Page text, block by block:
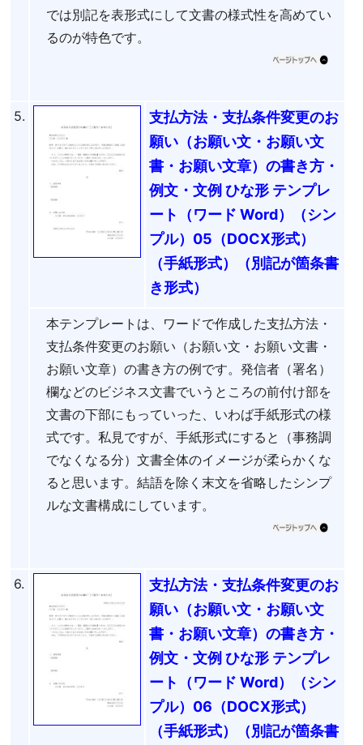
では別記を表形式にして文書の様式性を高めてい
るのが特色です。
5.
支払方法・支払条件変更のお
願い（お願い文・お願い文
書・お願い文章）の書き方・
例文・文例 ひな形 テンプレ
ート（ワード Word）（シン
プル）05（DOCX形式）
（手紙形式）（別記が箇条書
き形式）
本テンプレートは、ワードで作成した支払方法・
支払条件変更のお願い（お願い文・お願い文書・
お願い文章）の書き方の例です。発信者（署名）
欄などのビジネス文書でいうところの前付け部を
文書の下部にもっていった、いわば手紙形式の様
式です。私見ですが、手紙形式にすると（事務調
でなくなる分）文書全体のイメージが柔らかくな
ると思います。結語を除く末文を省略したシンプ
ルな文書構成にしています。
6.
支払方法・支払条件変更のお
願い（お願い文・お願い文
書・お願い文章）の書き方・
例文・文例 ひな形 テンプレ
ート（ワード Word）（シン
プル）06（DOCX形式）
（手紙形式）（別記が箇条書